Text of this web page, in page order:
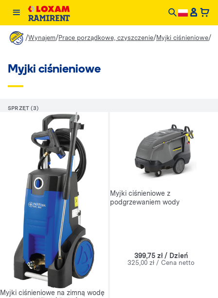
/Wynajem/Prace porządkowe, czyszczenie/Myjki ciśnieniowe/
Myjki ciśnieniowe
SPRZĘT (3)
Myjki ciśnieniowe na zimną wodę
Myjki ciśnieniowe z
podgrzewaniem wody
399,75 zł / Dzień
325,00 zł / Cena netto